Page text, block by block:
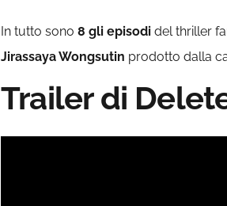
In tutto sono 8 gli episodi del thriller
Jirassaya Wongsutin prodotto dalla
Trailer di